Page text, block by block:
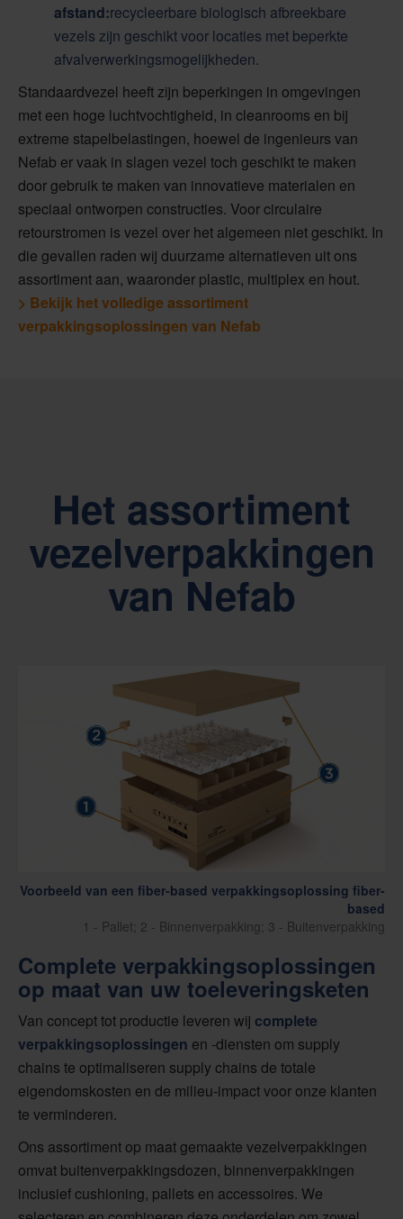
afstand:recycleerbare biologisch afbreekbare
vezels zijn geschikt voor locaties met beperkte
afvalverwerkingsmogelijkheden.
Standaardvezel heeft zijn beperkingen in omgevingen
met een hoge luchtvochtigheid, in cleanrooms en bij
extreme stapelbelastingen, hoewel de ingenieurs van
Nefab er vaak in slagen vezel toch geschikt te maken
door gebruik te maken van innovatieve materialen en
speciaal ontworpen constructies. Voor circulaire
retourstromen is vezel over het algemeen niet geschikt. In
die gevallen raden wij duurzame alternatieven uit ons
assortiment aan, waaronder plastic, multiplex en hout.
> Bekijk het volledige assortiment
verpakkingsoplossingen van Nefab
Het assortiment
vezelverpakkingen
van Nefab
Voorbeeld van een fiber-based verpakkingsoplossing fiber-
based
1 - Pallet; 2 - Binnenverpakking; 3 - Buitenverpakking
Complete verpakkingsoplossingen
op maat van uw toeleveringsketen
Van concept tot productie leveren wij complete
verpakkingsoplossingen en -diensten om supply
chains te optimaliseren supply chains de totale
eigendomskosten en de milieu-impact voor onze klanten
te verminderen.
Ons assortiment op maat gemaakte vezelverpakkingen
omvat buitenverpakkingsdozen, binnenverpakkingen
inclusief cushioning, pallets en accessoires. We